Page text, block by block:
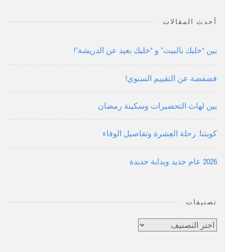
أحدث المقالات
بين “خليك بالبيت” و “خليك بعيد عن الدريشة”!
فضفضة عن التقييم السنوي!
بين لهاث التحضيرات وسكينة رمضان
كويتنا: رحلة العِشرة وتفاصيل الوفاء
2026 عام جديد وبداية جديدة
تصنيفات
تصنيفات